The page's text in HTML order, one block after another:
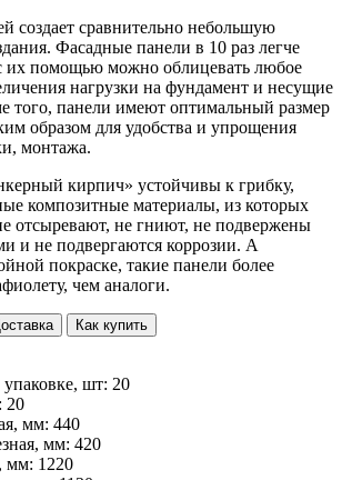
создает сравнительно небольшую
Фасадные панели в 10 раз легче
их помощью можно облицевать любое
нагрузки на фундамент и несущие
того, панели имеют оптимальный размер
образом для удобства и упрощения
монтажа.
кирпич» устойчивы к грибку,
композитные материалы, из которых
отсыревают, не гниют, не подвержены
и не подвергаются коррозии. А
покраске, такие панели более
чем аналоги.
Как купить
шт: 20
20
мм: 440
мм: 420
мм: 1220